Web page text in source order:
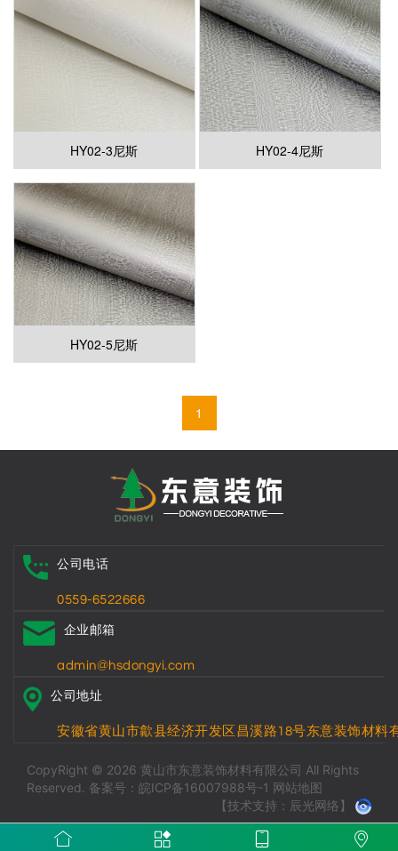
HY02-3尼斯 HY02-4尼斯
HY02-5尼斯
1
公司电话
0559-6522666
企业邮箱
admin@hsdongyi.com
公司地址
安徽省黄山市歙县经济开发区昌溪路18号东意装饰材料
CopyRight © 2026 黄山市东意装饰材料有限公司 All Rights
Reserved. 备案号：皖ICP备16007988号-1 网站地图
【技术支持：辰光网络】